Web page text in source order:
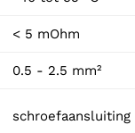
< 5 mOhm
0.5 - 2.5 mm²
schroefaansluiting